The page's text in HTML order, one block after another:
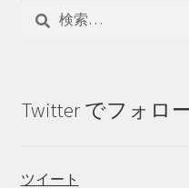
Twitter でフォロ
ツイート